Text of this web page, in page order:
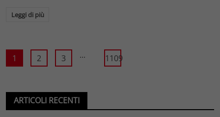
Leggi di più
1 2 3 ... 1109
ARTICOLI RECENTI